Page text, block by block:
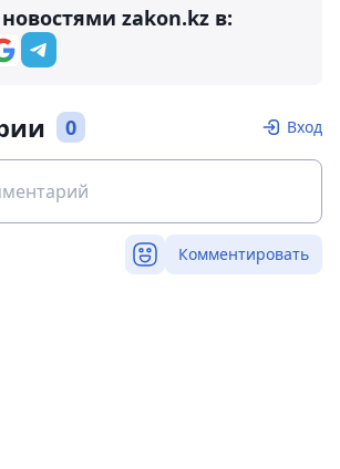
zakon.kz в:
0 Вход
Комментировать